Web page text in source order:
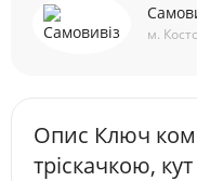
м.
Опис Ключ
тріскачкою,